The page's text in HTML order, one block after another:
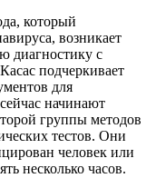
который
возникает
диагностику с
подчеркивает
для
начинают
группы методов
тестов. Они
человек или
несколько часов.